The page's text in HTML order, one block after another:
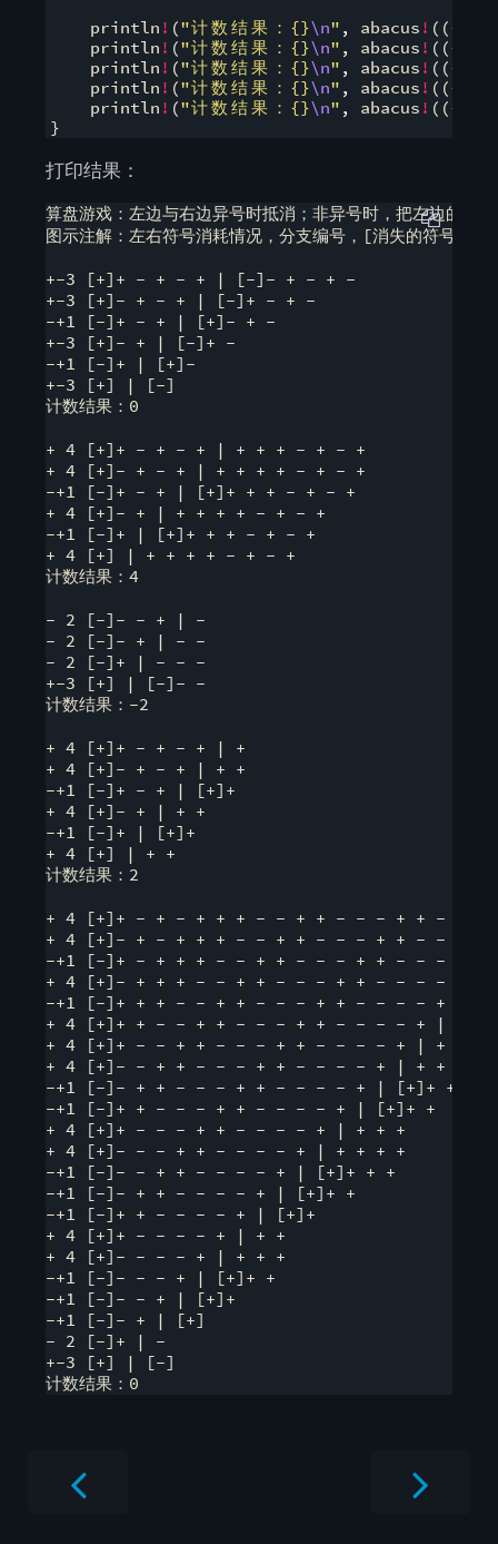
    println
! ("计数 结果 ： {}\n" , abacus ! ((++-
    println
! ("计数 结果 ： {}\n" , abacus ! ((++-
    println
! ("计数 结果 ： {}\n" , abacus ! ((---+
    println
! ("计数 结果 ： {}\n" , abacus ! ((++-
    println
! ("计数 结果 ： {}\n" , abacus ! ((++-
}
打印结果：
算盘游戏：左边与右边异号时抵消；非异号时，把左边的符
图示注解：左右符号消耗情况，分支编号，[消失的符号]
+-3 [+]+ - + - + | [-]- + - + -
+-3 [+]- + - + | [-]+ - + -
-+1 [-]+ - + | [+]- + -
+-3 [+]- + | [-]+ -
-+1 [-]+ | [+]-
+-3 [+] | [-]
计数结果：0
+ 4 [+]+ - + - + | + + + - + - +
+ 4 [+]- + - + | + + + + - + - +
-+1 [-]+ - + | [+]+ + + - + - +
+ 4 [+]- + | + + + + - + - +
-+1 [-]+ | [+]+ + + - + - +
+ 4 [+] | + + + + - + - +
计数结果：4
- 2 [-]- - + | -
- 2 [-]- + | - -
- 2 [-]+ | - - -
+-3 [+] | [-]- -
计数结果：-2
+ 4 [+]+ - + - + | +
+ 4 [+]- + - + | + +
-+1 [-]+ - + | [+]+
+ 4 [+]- + | + +
-+1 [-]+ | [+]+
+ 4 [+] | + +
计数结果：2
+ 4 [+]+ - + - + + + - - + + - - - + + - -
+ 4 [+]- + - + + + - - + + - - - + + - - - -
-+1 [-]+ - + + + - - + + - - - + + - - - - +
+ 4 [+]- + + + - - + + - - - + + - - - - + |
-+1 [-]+ + + - - + + - - - + + - - - - + |
+ 4 [+]+ + - - + + - - - + + - - - - + | + +
+ 4 [+]+ - - + + - - - + + - - - - + | + + +
+ 4 [+]- - + + - - - + + - - - - + | + + + +
-+1 [-]- + + - - - + + - - - - + | [+]+ + +
-+1 [-]+ + - - - + + - - - - + | [+]+ +
+ 4 [+]+ - - - + + - - - - + | + + +
+ 4 [+]- - - + + - - - - + | + + + +
-+1 [-]- - + + - - - - + | [+]+ + +
-+1 [-]- + + - - - - + | [+]+ +
-+1 [-]+ + - - - - + | [+]+
+ 4 [+]+ - - - - + | + +
+ 4 [+]- - - - + | + + +
-+1 [-]- - - + | [+]+ +
-+1 [-]- - + | [+]+
-+1 [-]- + | [+]
- 2 [-]+ | -
+-3 [+] | [-]